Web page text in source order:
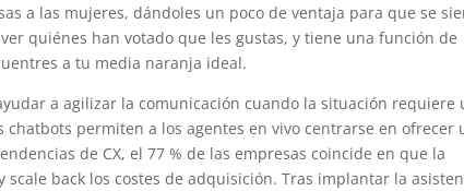
a las mujeres, dándoles un poco de ventaja para que se
quiénes han votado que les gustas, y tiene una función de
a tu media naranja ideal.
a agilizar la comunicación cuando la situación requiere
permiten a los agentes en vivo centrarse en ofrecer
de CX, el 77 % de las empresas coincide en que la
back los costes de adquisición. Tras implantar la